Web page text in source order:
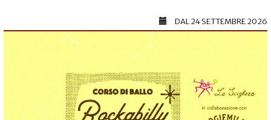
DAL24 SETTEMBRE 2026